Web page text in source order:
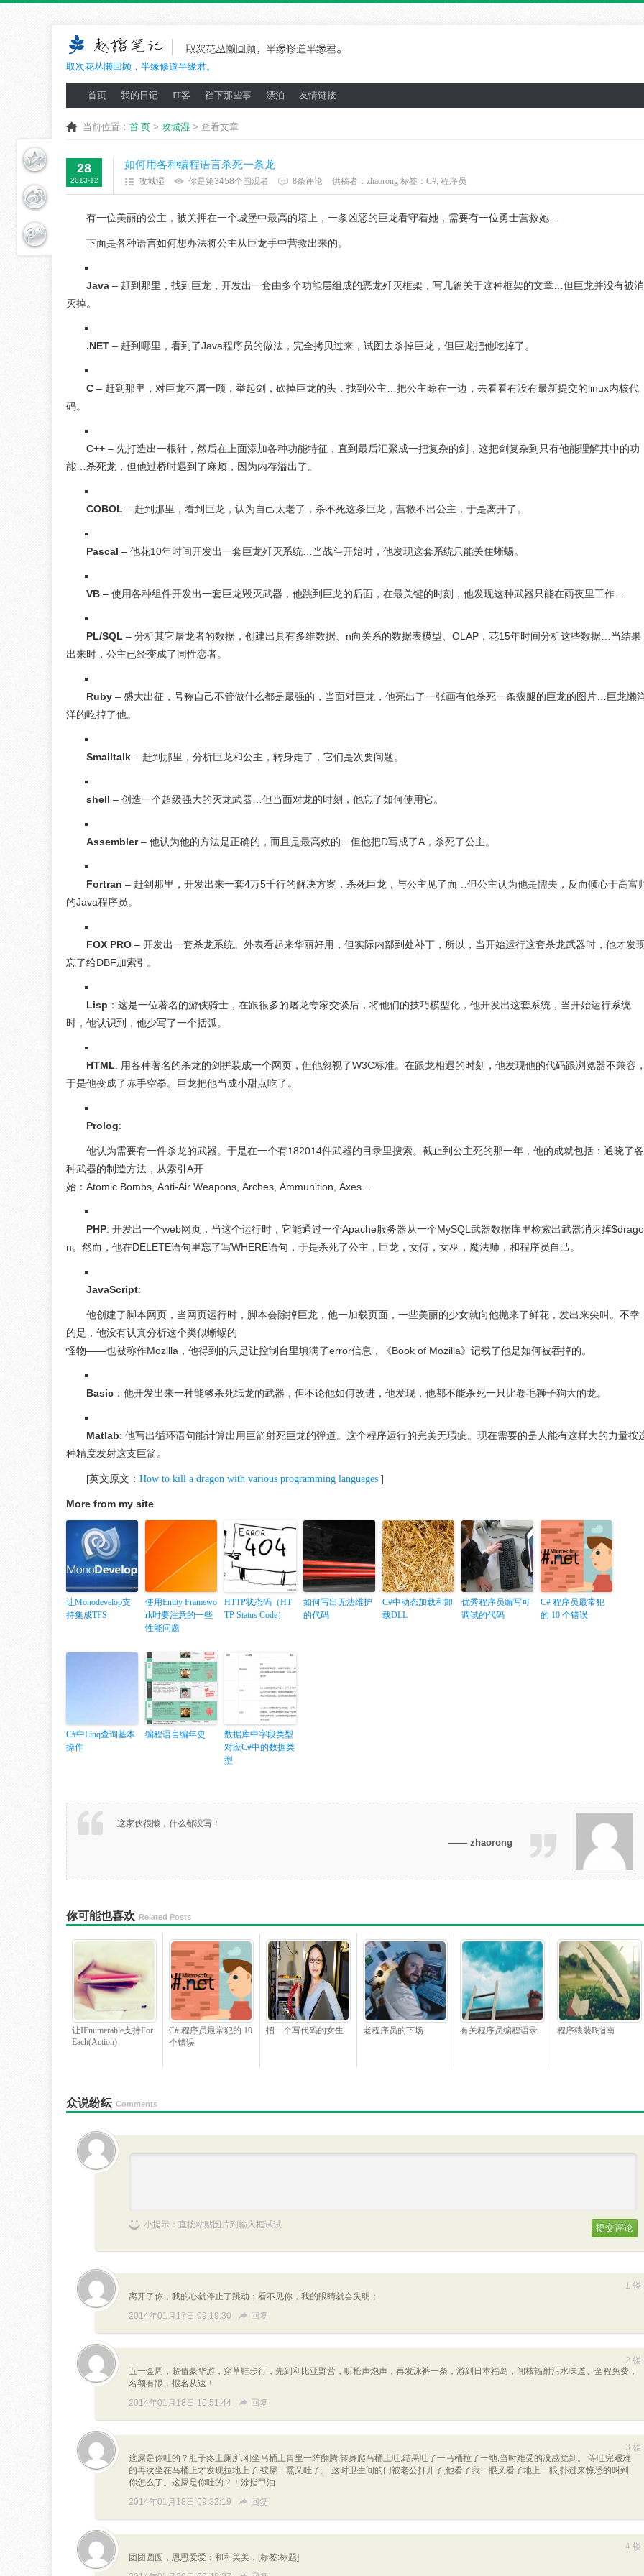
取次花丛懒回顾，半缘修道半缘君。
首页 我的日记 IT客 裆下那些事 漂泊 友情链接
当前位置： 首 页 > 攻城湿 > 查看文章
28
2013-12
如何用各种编程语言杀死一条龙
攻城湿 你是第3458个围观者 8条评论 供稿者： zhaorong 标签： C#, 程序员
有一位美丽的公主，被关押在一个城堡中最高的塔上，一条凶恶的巨龙看守着她，需要有一位勇士营救她…
下面是各种语言如何想办法将公主从巨龙手中营救出来的。
Java – 赶到那里，找到巨龙，开发出一套由多个功能层组成的恶龙歼灭框架，写几篇关于这种框架的文章…但巨龙并没有被消
灭掉。
.NET – 赶到哪里，看到了Java程序员的做法，完全拷贝过来，试图去杀掉巨龙，但巨龙把他吃掉了。
C – 赶到那里，对巨龙不屑一顾，举起剑，砍掉巨龙的头，找到公主…把公主晾在一边，去看看有没有最新提交的linux内核代
码。
C++ – 先打造出一根针，然后在上面添加各种功能特征，直到最后汇聚成一把复杂的剑，这把剑复杂到只有他能理解其中的功
能…杀死龙，但他过桥时遇到了麻烦，因为内存溢出了。
COBOL – 赶到那里，看到巨龙，认为自己太老了，杀不死这条巨龙，营救不出公主，于是离开了。
Pascal – 他花10年时间开发出一套巨龙歼灭系统…当战斗开始时，他发现这套系统只能关住蜥蜴。
VB – 使用各种组件开发出一套巨龙毁灭武器，他跳到巨龙的后面，在最关键的时刻，他发现这种武器只能在雨夜里工作…
PL/SQL – 分析其它屠龙者的数据，创建出具有多维数据、n向关系的数据表模型、OLAP，花15年时间分析这些数据…当结果
出来时，公主已经变成了同性恋者。
Ruby – 盛大出征，号称自己不管做什么都是最强的，当面对巨龙，他亮出了一张画有他杀死一条瘸腿的巨龙的图片…巨龙懒
洋的吃掉了他。
Smalltalk – 赶到那里，分析巨龙和公主，转身走了，它们是次要问题。
shell – 创造一个超级强大的灭龙武器…但当面对龙的时刻，他忘了如何使用它。
Assembler– 他认为他的方法是正确的，而且是最高效的…但他把D写成了A，杀死了公主。
Fortran – 赶到那里，开发出来一套4万5千行的解决方案，杀死巨龙，与公主见了面…但公主认为他是懦夫，反而倾心于高富
的Java程序员。
FOX PRO – 开发出一套杀龙系统。外表看起来华丽好用，但实际内部到处补丁，所以，当开始运行这套杀龙武器时，他才发
忘了给DBF加索引。
Lisp ：这是一位著名的游侠骑士，在跟很多的屠龙专家交谈后，将他们的技巧模型化，他开发出这套系统，当开始运行系统
时，他认识到，他少写了一个括弧。
HTML: 用各种著名的杀龙的剑拼装成一个网页，但他忽视了W3C标准。在跟龙相遇的时刻，他发现他的代码跟浏览器不兼容
于是他变成了赤手空拳。巨龙把他当成小甜点吃了。
Prolog:
他认为需要有一件杀龙的武器。于是在一个有182014件武器的目录里搜索。截止到公主死的那一年，他的成就包括：通晓了各
种武器的制造方法，从索引A开
始：Atomic Bombs, Anti-Air Weapons, Arches, Ammunition, Axes…
PHP: 开发出一个web网页，当这个运行时，它能通过一个Apache服务器从一个MySQL武器数据库里检索出武器消灭掉$drago
n。然而，他在DELETE语句里忘了写WHERE语句，于是杀死了公主，巨龙，女侍，女巫，魔法师，和程序员自己。
JavaScript:
他创建了脚本网页，当网页运行时，脚本会除掉巨龙，他一加载页面，一些美丽的少女就向他抛来了鲜花，发出来尖叫。不幸
的是，他没有认真分析这个类似蜥蜴的
怪物——也被称作Mozilla，他得到的只是让控制台里填满了error信息，《Book of Mozilla》记载了他是如何被吞掉的。
Basic ：他开发出来一种能够杀死纸龙的武器，但不论他如何改进，他发现，他都不能杀死一只比卷毛狮子狗大的龙。
Matlab: 他写出循环语句能计算出用巨箭射死巨龙的弹道。这个程序运行的完美无瑕疵。现在需要的是人能有这样大的力量按
种精度发射这支巨箭。
[英文原文： How to kill a dragon with various programming languages ]
More from my site
让Monodevelop支
持集成TFS
使用Entity Framewo
rk时要注意的一些
性能问题
HTTP状态码（HT
TP Status Code）
如何写出无法维护
的代码
C#中动态加载和卸
载DLL
优秀程序员编写可
调试的代码
C# 程序员最常犯
的 10 个错误
C#中Linq查询基本
操作
编程语言编年史
数据库中字段类型
对应C#中的数据类
型
这家伙很懒，什么都没写！
—— zhaorong
你可能也喜欢 Related Posts
让IEnumerable支持For
Each(Action)
C# 程序员最常犯的 10
个错误
招一个写代码的女生 老程序员的下场 有关程序员编程语录 程序猿装B指南
众说纷纭 Comments
小提示：直接粘贴图片到输入框试试
1 楼
离开了你，我的心就停止了跳动；看不见你，我的眼睛就会失明；
2014年01月17日 09:19:30
回复
2 楼
五一金周，超值豪华游，穿草鞋步行，先到利比亚野营，听枪声炮声；再发泳裤一条，游到日本福岛，闻核辐射污水味道。全程免费，
名额有限，报名从速！
2014年01月18日 10:51:44
回复
3 楼
这屎是你吐的？肚子疼上厕所,刚坐马桶上胃里一阵翻腾,转身爬马桶上吐,结果吐了一马桶拉了一地,当时难受的没感觉到。 等吐完艰难
的再次坐在马桶上才发现拉地上了,被屎一熏又吐了。 这时卫生间的门被老公打开了,他看了我一眼又看了地上一眼,扑过来惊恐的叫到,
你怎么了。这屎是你吐的？！涂指甲油
2014年01月18日 09:32:19
回复
4 楼
团团圆圆，恩恩爱爱；和和美美，[标签:标题]